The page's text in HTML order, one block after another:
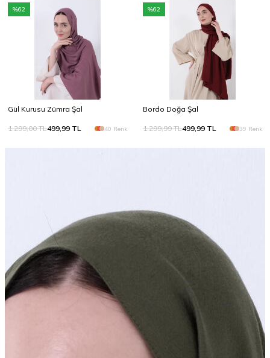
%62
Gül Kurusu Zümra Şal
1.299,00TL499,99 TL 40 Renk
%62
Bordo Doğa Şal
1.299,99TL499,99 TL 39 Renk